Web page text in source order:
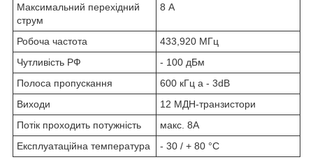
Максимальний перехідний
струм
8 А
Робоча частота
433,920 МГц
Чутливість РФ
- 100 дБм
Полоса пропускання
600 кГц a - 3dB
Виходи
12 МДН-транзистори
Потік проходить потужність
макс. 8А
Експлуатаційна температура
- 30 / + 80 °C